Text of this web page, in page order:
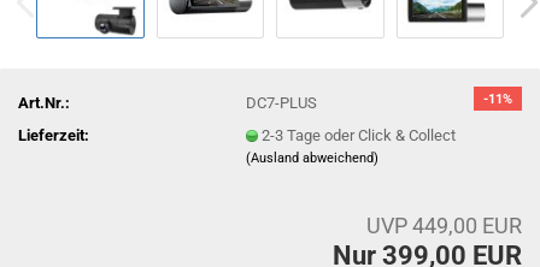
-11%
Art.Nr.:
DC7-PLUS
Lieferzeit:
2-3 Tage oder Click & Collect
(Ausland abweichend)
UVP 449,00 EUR
Nur 399,00 EUR